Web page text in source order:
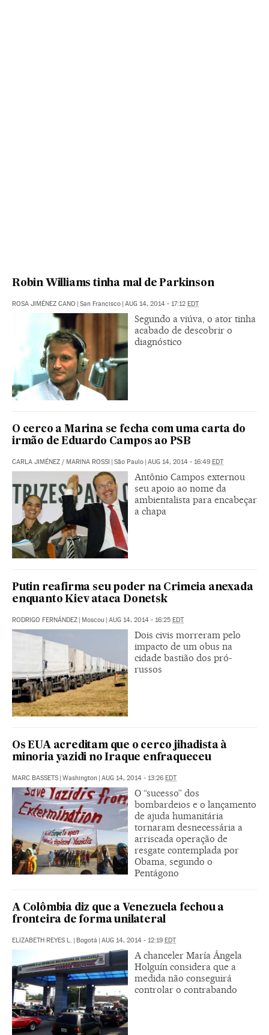
Robin Williams tinha mal de Parkinson
ROSA JIMÉNEZ CANO | San Francisco | AUG 14, 2014 - 17:12 EDT
Segundo a viúva, o ator tinha
acabado de descobrir o
diagnóstico
O cerco a Marina se fecha com uma carta do
irmão de Eduardo Campos ao PSB
CARLA JIMÉNEZ / MARINA ROSSI | São Paulo | AUG 14, 2014 - 16:49 EDT
Antônio Campos externou
seu apoio ao nome da
ambientalista para encabeçar
a chapa
Putin reafirma seu poder na Crimeia anexada
enquanto Kiev ataca Donetsk
RODRIGO FERNÁNDEZ | Moscou | AUG 14, 2014 - 16:25 EDT
Dois civis morreram pelo
impacto de um obus na
cidade bastião dos pró-
russos
Os EUA acreditam que o cerco jihadista à
minoria yazidi no Iraque enfraqueceu
MARC BASSETS | Washington | AUG 14, 2014 - 13:26 EDT
O “sucesso” dos
bombardeios e o lançamento
de ajuda humanitária
tornaram desnecessária a
arriscada operação de
resgate contemplada por
Obama, segundo o
Pentágono
A Colômbia diz que a Venezuela fechou a
fronteira de forma unilateral
ELIZABETH REYES L. | Bogotá | AUG 14, 2014 - 12:19 EDT
A chanceler María Ángela
Holguín considera que a
medida não conseguirá
controlar o contrabando